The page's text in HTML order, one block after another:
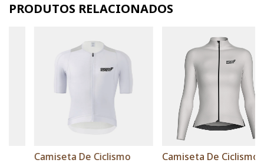
PRODUTOS RELACIONADOS
Camiseta De Ciclismo
Camiseta De Ciclismo